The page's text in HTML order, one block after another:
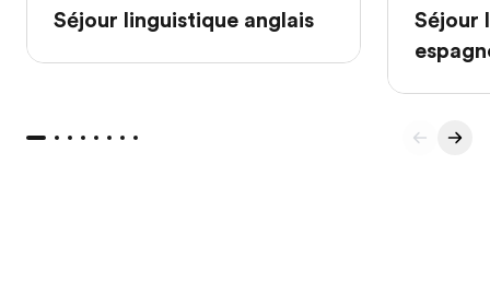
Séjour linguistique anglais
Séjour